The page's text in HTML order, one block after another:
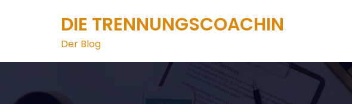
DIE TRENNUNGSCOACHIN
Der Blog